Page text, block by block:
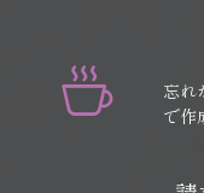
忘れ
で作